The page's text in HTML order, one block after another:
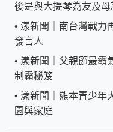
後是與大提琴為友及母
• 漾新聞｜南台灣戰力
發言人
• 漾新聞｜父親節最霸
制霸秘笈
• 漾新聞｜熊本青少
園與家庭